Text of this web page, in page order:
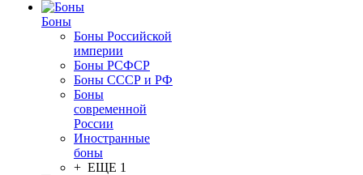
Боны
Боны Российской
империи
Боны РСФСР
Боны СССР и РФ
Боны
современной
России
Иностранные
боны
+ ЕЩЕ 1